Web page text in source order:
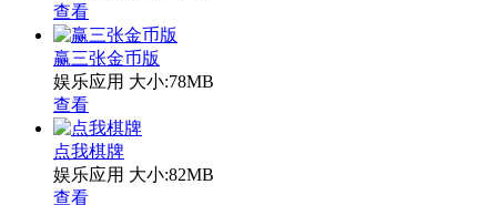
查看
赢三张金币版
娱乐应用 大小:78MB
查看
点我棋牌
娱乐应用 大小:82MB
查看